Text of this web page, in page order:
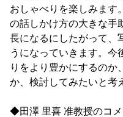
おしゃべりを楽しみます
の話しかけ方の大きな手
長になるにしたがって、
うになっていきます。今
りをより豊かにするのか
か、検討してみたいと考
◆田澤 里喜 准教授のコメ